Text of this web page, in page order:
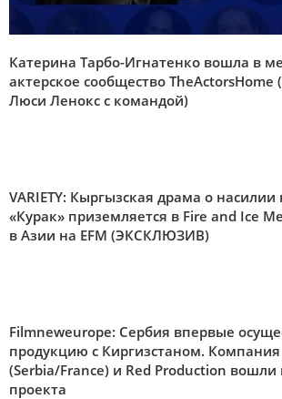
Катерина Тарбо-Игнатенко вошла в
актерское сообщество TheActorsHome
Люси Ленокс с командой)
VARIETY: Кыргызская драма о
«Курак» приземляется в Fire and Ice
в Азии на EFM (ЭКСКЛЮЗИВ)
Filmneweurope: Сербия впервые
продукцию с Киргизстаном. Компания
(Serbia/France) и Red Production вошли
проекта